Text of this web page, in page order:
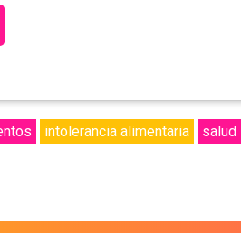
intolerancia alimentaria salud